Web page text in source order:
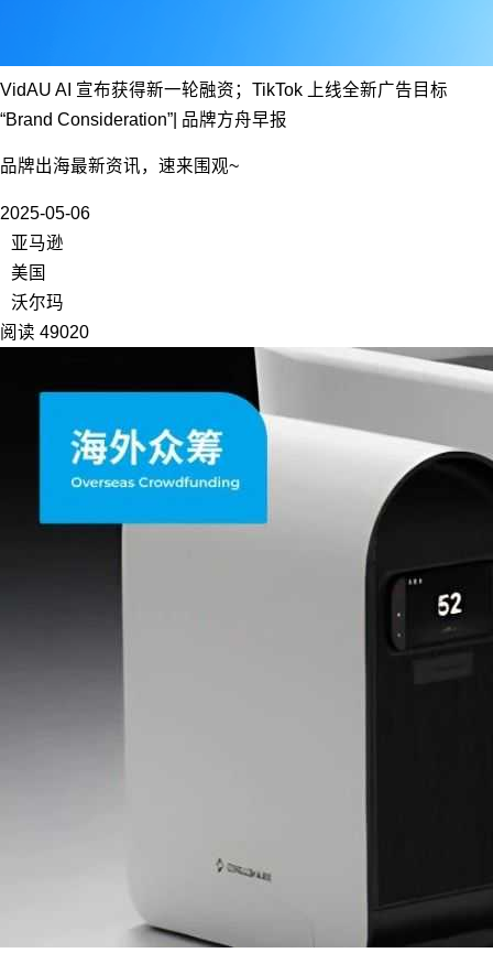
VidAU AI 宣布获得新一轮融资；TikTok 上线全新广告目标
“Brand Consideration”| 品牌方舟早报
品牌出海最新资讯，速来围观~
2025-05-06
亚马逊
美国
沃尔玛
阅读 49020